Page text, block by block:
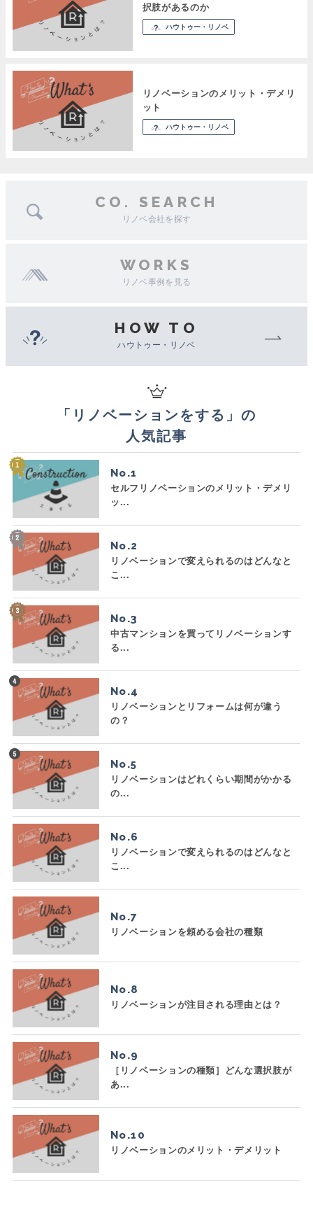
択肢があるのか
ハウトゥー・リノベ
リノベーションのメリット・デメリ
ット
ハウトゥー・リノベ
CO. SEARCH
リノベ会社を探す
WORKS
リノベ事例を見る
HOW TO
ハウトゥー・リノベ
「 リノベーションをする 」の
人気記事
No.
セルフリノベーションのメリット・デメリ
ッ...
No.
リノベーションで変えられるのはどんなと
こ...
No.
中古マンションを買ってリノベーションす
る...
No.
リノベーションとリフォームは何が違う
の？
No.
リノベーションはどれくらい期間がかかる
の...
No.
リノベーションで変えられるのはどんなと
こ...
No.
リノベーションを頼める会社の種類
No.
リノベーションが注目される理由とは？
No.
［リノベーションの種類］どんな選択肢が
あ...
No.
リノベーションのメリット・デメリット